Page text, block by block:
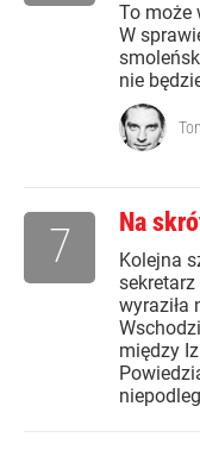
To może
W
nie
Na
Kolejna
wyraziła
między
7